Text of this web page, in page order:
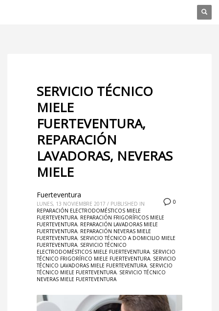
SERVICIO TÉCNICO
MIELE
FUERTEVENTURA,
REPARACIÓN
LAVADORAS, NEVERAS
MIELE
0
Fuerteventura
LUNES, 13 NOVIEMBRE 2017 / PUBLISHED IN
REPARACIÓN ELECTRODOMÉSTICOS MIELE
FUERTEVENTURA, REPARACIÓN FRIGORÍFICOS MIELE
FUERTEVENTURA, REPARACIÓN LAVADORAS MIELE
FUERTEVENTURA, REPARACIÓN NEVERAS MIELE
FUERTEVENTURA, SERVICIO TÉCNICO A DOMICILIO MIELE
FUERTEVENTURA, SERVICIO TÉCNICO
ELECTRODOMÉSTICOS MIELE FUERTEVENTURA, SERVICIO
TÉCNICO FRIGORÍFICO MIELE FUERTEVENTURA, SERVICIO
TÉCNICO LAVADORAS MIELE FUERTEVENTURA, SERVICIO
TÉCNICO MIELE FUERTEVENTURA, SERVICIO TÉCNICO
NEVERAS MIELE FUERTEVENTURA